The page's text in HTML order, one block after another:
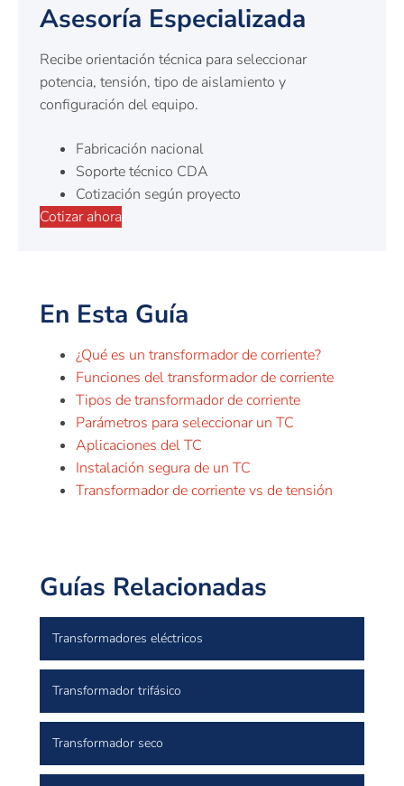
Asesoría Especializada
Recibe orientación técnica para seleccionar
potencia, tensión, tipo de aislamiento y
configuración del equipo.
Fabricación nacional
Soporte técnico CDA
Cotización según proyecto
Cotizar ahora
En Esta Guía
¿Qué es un transformador de corriente?
Funciones del transformador de corriente
Tipos de transformador de corriente
Parámetros para seleccionar un TC
Aplicaciones del TC
Instalación segura de un TC
Transformador de corriente vs de tensión
Guías Relacionadas
Transformadores eléctricos
Transformador trifásico
Transformador seco